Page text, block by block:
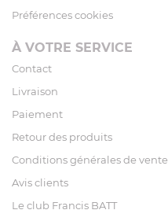
Préférences cookies
À VOTRE SERVICE
Contact
Livraison
Paiement
Retour des produits
Conditions générales de vente
Avis clients
Le club Francis BATT